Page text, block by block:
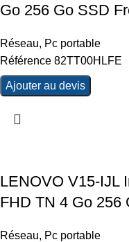
Go 256 Go SSD
Réseau, Pc portable
Référence 82TT00HLFE
Ajouter au devis
LENOVO V15-IJL
FHD TN 4 Go 256
Réseau, Pc portable